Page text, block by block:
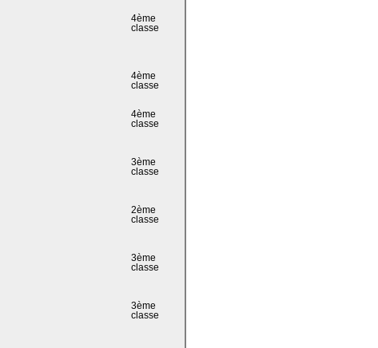
4ème
classe
4ème
classe
4ème
classe
3ème
classe
2ème
classe
3ème
classe
3ème
classe